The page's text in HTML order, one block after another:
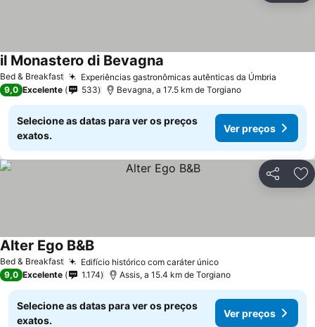
Bed & Breakfast Experiências gastronômicas autênticas da Úmbria
il Monastero di Bevagna
9,0 Excelente 533 Bevagna, a 17.5 km de Torgiano
Selecione as datas para ver os preços
exatos.
Ver preços
Partilhar
Bed & Breakfast Edifício histórico com caráter único
Alter Ego B&B
9,0 Excelente 1.174 Assis, a 15.4 km de Torgiano
Selecione as datas para ver os preços
exatos.
Ver preços